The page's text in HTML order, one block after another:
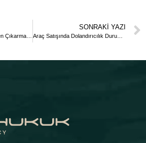
SONRAKI YAZI
Araç Satışında Dolandırıcılık Durumunda Neler Yapılabilir?